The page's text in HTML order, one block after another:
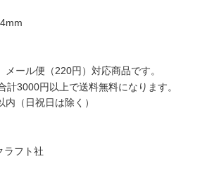
メール便（220円）対応商品です。
計3000円以上で送料無料になります。
（日祝日は除く）
フト社